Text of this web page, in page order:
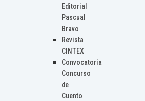
Editorial
Pascual
Bravo
Revista
CINTEX
Convocatoria
Concurso
de
Cuento